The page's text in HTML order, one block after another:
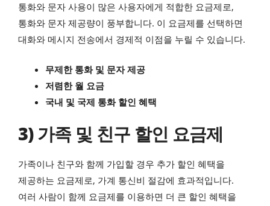
통화와 문자 사용이 많은 사용자에게 적합한 요금제로,
통화와 문자 제공량이 풍부합니다. 이 요금제를 선택하면
대화와 메시지 전송에서 경제적 이점을 누릴 수 있습니다.
무제한 통화 및 문자 제공
저렴한 월 요금
국내 및 국제 통화 할인 혜택
3) 가족 및 친구 할인 요금제
가족이나 친구와 함께 가입할 경우 추가 할인 혜택을
제공하는 요금제로, 가계 통신비 절감에 효과적입니다.
여러 사람이 함께 요금제를 이용하면 더 큰 할인 혜택을